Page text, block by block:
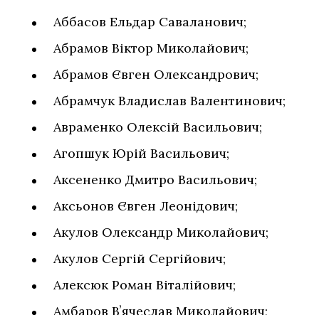
Аббасов Ельдар Саваланович;
Абрамов Віктор Миколайович;
Абрамов Євген Олександрович;
Абрамчук Владислав Валентинович;
Авраменко Олексій Васильович;
Агопшук Юрій Васильович;
Аксененко Дмитро Васильович;
Аксьонов Євген Леонідович;
Акулов Олександр Миколайович;
Акулов Сергій Сергійович;
Алексюк Роман Віталійович;
Амбаров Вʼячеслав Миколайович;